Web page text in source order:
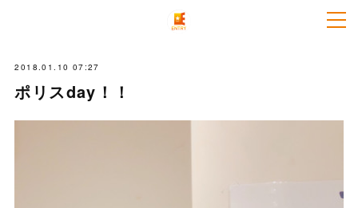
2018.01.10 07:27
ポリスday！！